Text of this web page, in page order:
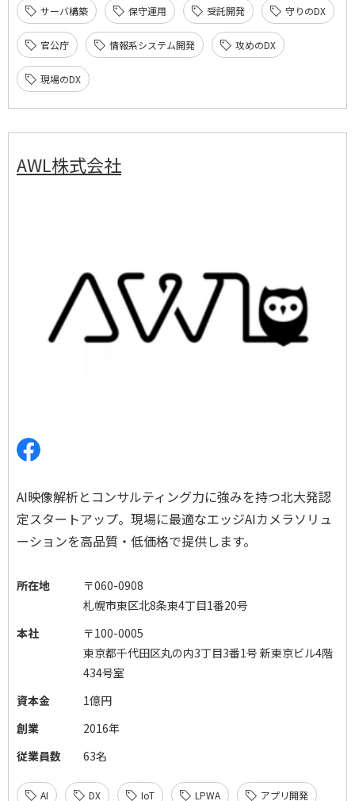
サーバ構築 保守運用 受託開発 守りのDX
官公庁 情報系システム開発 攻めのDX
現場のDX
AWL株式会社
AI映像解析とコンサルティング力に強みを持つ北大発認
定スタートアップ。現場に最適なエッジAIカメラソリュ
ーションを高品質・低価格で提供します。
所在地
〒060-0908
札幌市東区北8条東4丁目1番20号
本社
〒100-0005
東京都千代田区丸の内3丁目3番1号 新東京ビル4階
434号室
資本金
1億円
創業
2016年
従業員数
63名
AI DX IoT LPWA アプリ開発